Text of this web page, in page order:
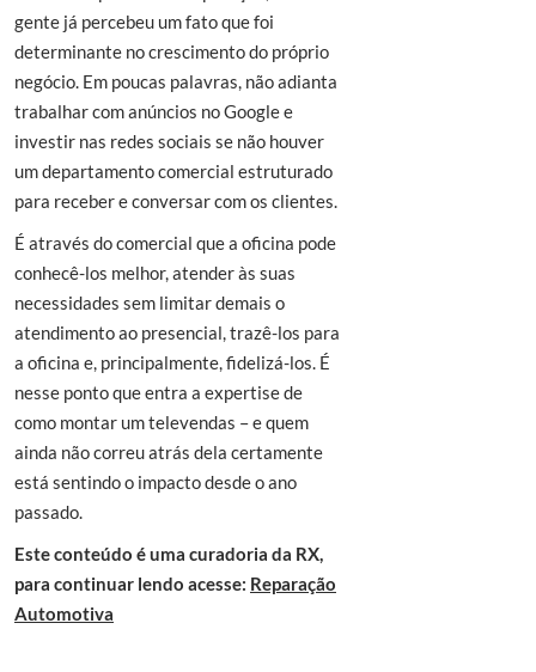
gente já percebeu um fato que foi
determinante no crescimento do próprio
negócio. Em poucas palavras, não adianta
trabalhar com anúncios no Google e
investir nas redes sociais se não houver
um departamento comercial estruturado
para receber e conversar com os clientes.
É através do comercial que a oficina pode
conhecê-los melhor, atender às suas
necessidades sem limitar demais o
atendimento ao presencial, trazê-los para
a oficina e, principalmente, fidelizá-los. É
nesse ponto que entra a expertise de
como montar um televendas – e quem
ainda não correu atrás dela certamente
está sentindo o impacto desde o ano
passado.
Este conteúdo é uma curadoria da RX,
para continuar lendo acesse: Reparação
Automotiva